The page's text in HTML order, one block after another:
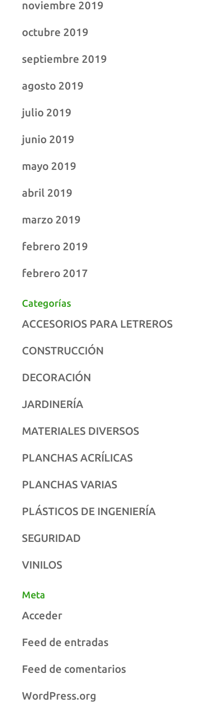
noviembre 2019
octubre 2019
septiembre 2019
agosto 2019
julio 2019
junio 2019
mayo 2019
abril 2019
marzo 2019
febrero 2019
febrero 2017
Categorías
ACCESORIOS PARA LETREROS
CONSTRUCCIÓN
DECORACIÓN
JARDINERÍA
MATERIALES DIVERSOS
PLANCHAS ACRÍLICAS
PLANCHAS VARIAS
PLÁSTICOS DE INGENIERÍA
SEGURIDAD
VINILOS
Meta
Acceder
Feed de entradas
Feed de comentarios
WordPress.org